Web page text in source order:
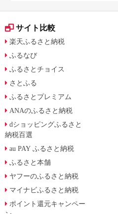
サイト比較
楽天ふるさと納税
ふるなび
ふるさとチョイス
さとふる
ふるさとプレミアム
ANAのふるさと納税
dショッピングふるさと
納税百選
au PAY ふるさと納税
ふるさと本舗
ヤフーのふるさと納税
マイナビふるさと納税
ポイント還元キャンペー